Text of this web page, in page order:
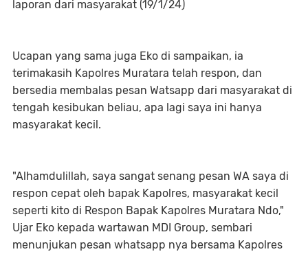
laporan dari masyarakat (19/1/24)
Ucapan yang sama juga Eko di sampaikan, ia
terimakasih Kapolres Muratara telah respon, dan
bersedia membalas pesan Watsapp dari masyarakat di
tengah kesibukan beliau, apa lagi saya ini hanya
masyarakat kecil.
"Alhamdulillah, saya sangat senang pesan WA saya di
respon cepat oleh bapak Kapolres, masyarakat kecil
seperti kito di Respon Bapak Kapolres Muratara Ndo,"
Ujar Eko kepada wartawan MDI Group, sembari
menunjukan pesan whatsapp nya bersama Kapolres